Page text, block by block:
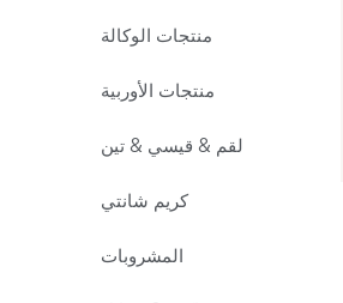
منتجات الوكالة
منتجات الأوربية
لقم & قيسي & تين
كريم شانتي
المشروبات